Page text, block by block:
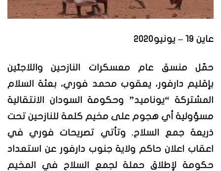
عاين 19 – يونيو2020
حمّل منسق عام معسكرات النازحين واللاجئين
بإقليم دارفور، يعقوب محمد فوري، بعثة السلام
المشتركة “يوناميد” وحكومة السودان الانتقالية
مسؤولية أي هجوم على مخيم كلمة للنازحين تحت
ذريعة جمع السلاح. وتأتي تصريحات فوري في
اعقاب اعلان حاكم ولاية جنوب دارفور عن استعداد
حكومة لإطلاق حملة لجمع السلاح في المخيم